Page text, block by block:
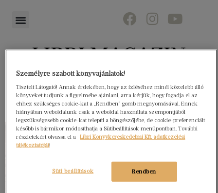
Könyvektől az olvasókig
Személyre szabott könyvajánlatok!
Tisztelt Látogató! Annak érdekében, hogy az ízléséhez minél közelebb álló
könyveket tudjunk a figyelmébe ajánlani, arra kérjük, hogy fogadja el az
ehhez szükséges cookie-kat a „Rendben” gomb megnyomásával. Ennek
hiányában weboldalunk csak a weboldal használata szempontjából
legszükségesebb cookie-kat telepíti a böngészőjébe, de cookie-preferenciáit
később is bármikor módosíthatja a Sütibeállítások menüpontban. További
részletekért olvassa el a
Libri Könyvkereskedelmi Kft. adatkezelési
tájékoztatóját!
Rendben
Süti beállítások